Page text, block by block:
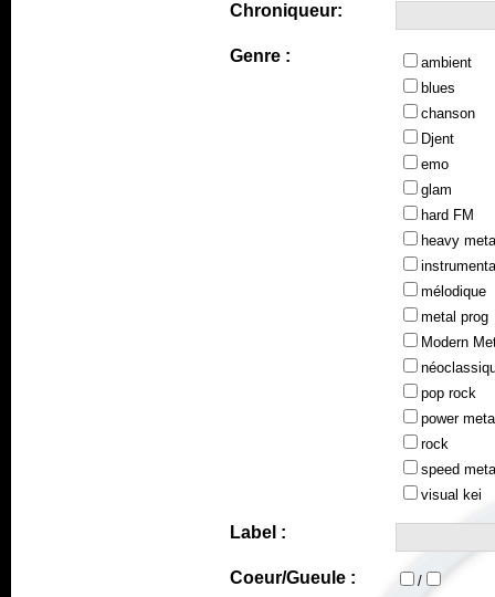
Chroniqueur:
Genre :
ambient
blues
chanson
Djent
emo
glam
hard FM
heavy
mélodique
metal prog
Modern
pop rock
power
rock
speed
visual kei
Label :
Coeur/Gueule : /